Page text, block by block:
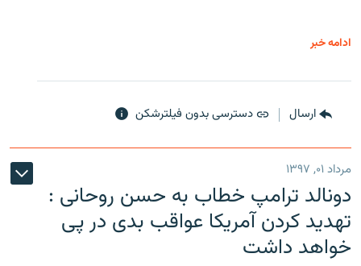
ادامه خبر
ارسال دسترسی بدون فیلترشکن
مرداد ۰۱, ۱۳۹۷
دونالد ترامپ خطاب به حسن روحانی :
تهدید کردن آمریکا عواقب بدی در پی
خواهد داشت